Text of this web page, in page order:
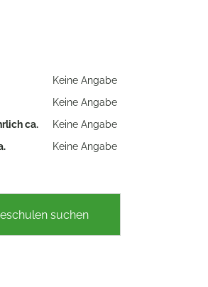
Keine Angabe
Keine Angabe
ca.
Keine Angabe
Keine Angabe
suchen